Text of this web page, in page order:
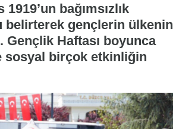
bağımsızlık
belirterek gençlerin ülkenin
Haftası boyunca
sosyal birçok etkinliğin